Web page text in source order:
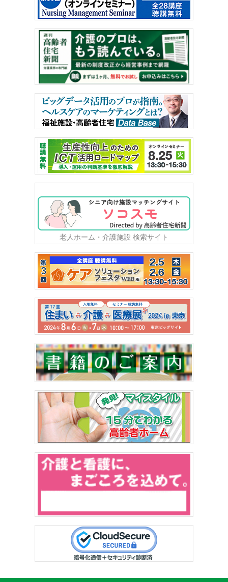
老人ホーム・介護施設 検索サイト